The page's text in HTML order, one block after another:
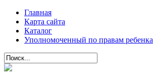
Главная
Карта сайта
Каталог
Уполномоченный по правам ребенка